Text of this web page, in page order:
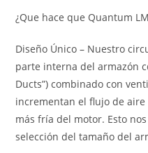
¿Que hace que Quantum
Diseño Único – Nuestro
parte interna del armazón
Ducts”) combinado con
incrementan el flujo de
más fría del motor. Esto
selección del tamaño del